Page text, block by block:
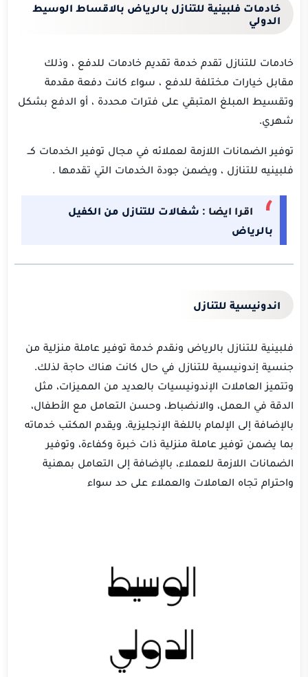
خادمات فلبينية للتنازل بالرياض بالاقساط الوسيط
الدولي
خادمات للتنازل تقدم خدمة تقديم خادمات للدفع ، وذلك
مقابل خيارات مختلفة للدفع ، سواء كانت دفعة مقدمة
وتقسيط المبلغ المتبقي على فترات محددة ، أو الدفع بشكل
شهري.
توفير الضمانات اللازمة لعملائه في مجال توفير الخدمات كــ
فلبينيه للتنازل ، ويضمن جودة الخدمات التي تقدمها .
اقرا ايضا : شغالات للتنازل من الكفيل
بالرياض
اندونيسية للتنازل
فلبينية للتنازل بالرياض ونقدم خدمة توفير عاملة منزلية من
جنسية إندونيسية للتنازل في حال كانت هناك حاجة لذلك.
وتتميز العاملات الإندونيسيات بالعديد من المميزات، مثل
الدقة في الـعمل، والانضباط، وحسن التعامل مع الأطفال،
بالإضافة إلى الإلمام باللغة الإنجليزية. ويقدم المكتب خدماته
بما يضمن توفير عاملة منزلية ذات خبرة وكفاءة، وتوفير
الضمانات اللازمة للعملاء، بالإضافة إلى التعامل بمهنية
واحترام تجاه العاملات والعملاء على حد سواء